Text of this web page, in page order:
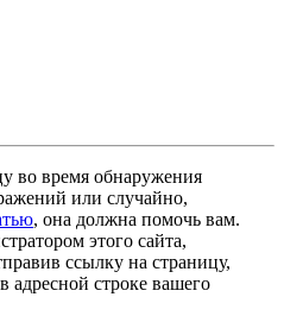
во время обнаружения
или случайно,
, она должна помочь вам.
этого сайта,
ссылку на страницу,
адресной строке вашего